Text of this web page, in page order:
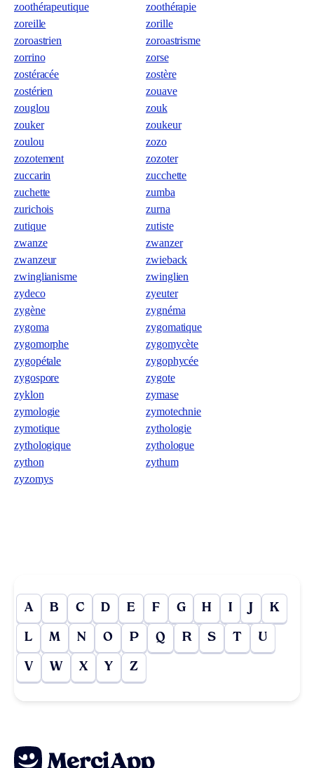
zoothérapeutique
zoothérapie
zoreille
zorille
zoroastrien
zoroastrisme
zorrino
zorse
zostéracée
zostère
zostérien
zouave
zouglou
zouk
zouker
zoukeur
zoulou
zozo
zozotement
zozoter
zuccarin
zucchette
zuchette
zumba
zurichois
zurna
zutique
zutiste
zwanze
zwanzer
zwanzeur
zwieback
zwinglianisme
zwinglien
zydeco
zyeuter
zygène
zygnéma
zygoma
zygomatique
zygomorphe
zygomycète
zygopétale
zygophycée
zygospore
zygote
zyklon
zymase
zymologie
zymotechnie
zymotique
zythologie
zythologique
zythologue
zython
zythum
zyzomys
A B C D E F G H I J K
L M N O P Q R S T U
V W X Y Z